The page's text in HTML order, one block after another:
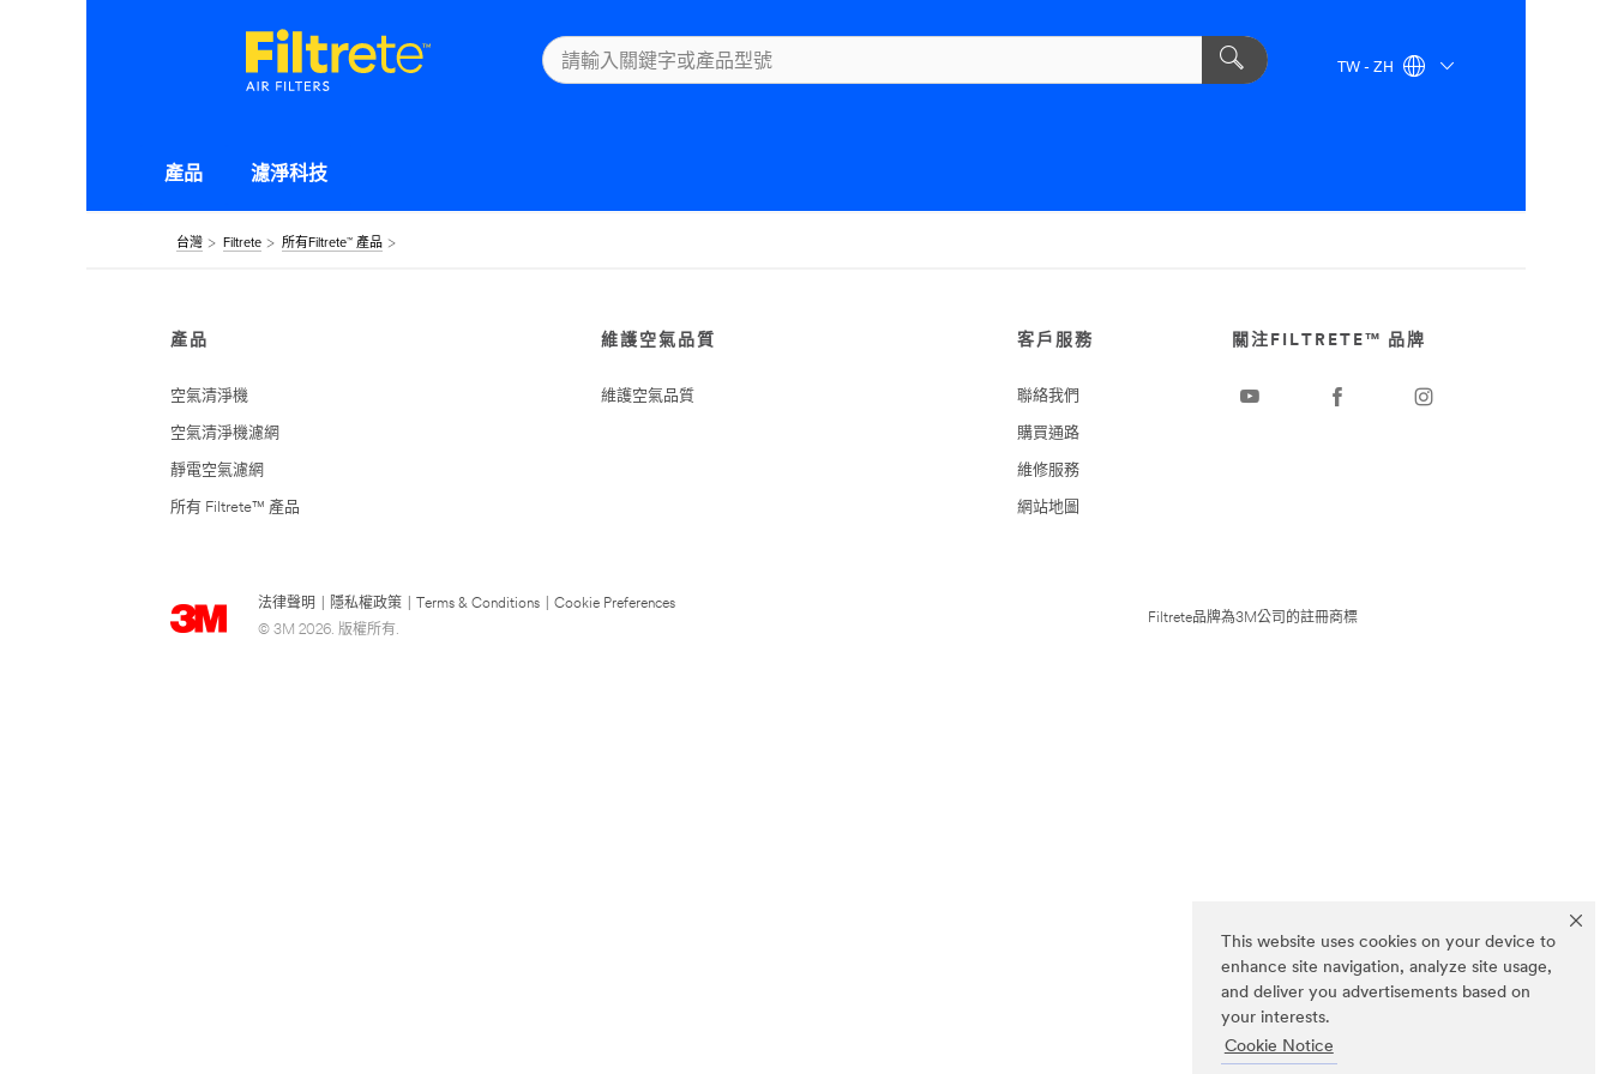
This website uses cookies on your device to
enhance site navigation, analyze site usage,
and deliver you advertisements based on
your interests.
Cookie Notice
TW - ZH
產品 濾淨科技
台灣 Filtrete 所有Filtrete™ 產品
產品
空氣清淨機
空氣清淨機濾網
靜電空氣濾網
所有 Filtrete™ 產品
維護空氣品質
維護空氣品質
客戶服務
聯絡我們
購買通路
維修服務
網站地圖
法律聲明 隱私權政策 Terms & Conditions
Cookie Preferences
© 3M 2026. 版權所有.
關注FILTRETE™ 品牌
Filtrete品牌為3M公司的註冊商標